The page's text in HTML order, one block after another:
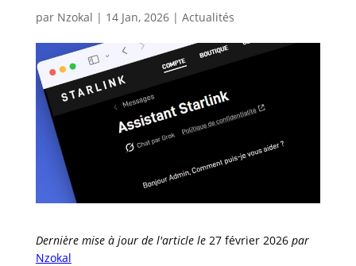
par Nzokal | 14 Jan, 2026| Actualités
Dernière mise à jour de l'article le 27 février 2026 par
Nzokal